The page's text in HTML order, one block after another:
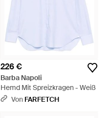
226 €
Barba Napoli
Hemd Mit Spreizkragen - Weiß
Von FARFETCH